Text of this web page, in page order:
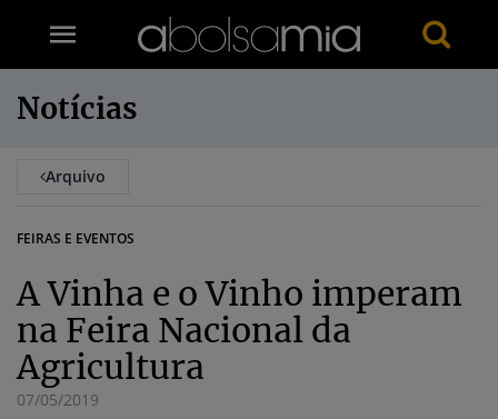
Notícias
Arquivo
FEIRAS E EVENTOS
A Vinha e o Vinho imperam
na Feira Nacional da
Agricultura
07/05/2019